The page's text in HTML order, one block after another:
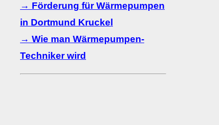
→ Förderung für Wärmepumpen
in Dortmund Kruckel
→ Wie man Wärmepumpen-
Techniker wird